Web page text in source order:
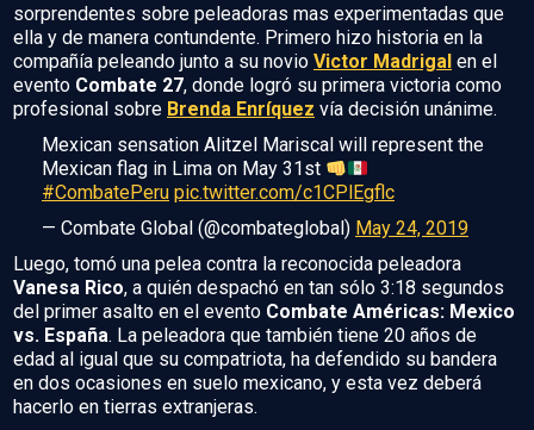
sorprendentes sobre peleadoras mas experimentadas que
ella y de manera contundente. Primero hizo historia en la
compañía peleando junto a su novio Victor Madrigal en el
evento Combate 27, donde logró su primera victoria como
profesional sobre Brenda Enríquez vía decisión unánime.
Mexican sensation Alitzel Mariscal will represent the
Mexican flag in Lima on May 31st
#CombatePeru pic.twitter.com/c1CPlEgflc
— Combate Global (@combateglobal) May 24, 2019
Luego, tomó una pelea contra la reconocida peleadora
Vanesa Rico, a quién despachó en tan sólo 3:18 segundos
del primer asalto en el evento Combate Américas: Mexico
vs. España. La peleadora que también tiene 20 años de
edad al igual que su compatriota, ha defendido su bandera
en dos ocasiones en suelo mexicano, y esta vez deberá
hacerlo en tierras extranjeras.